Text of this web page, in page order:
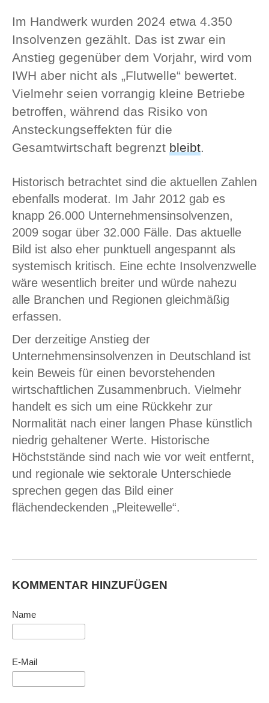
Im Handwerk wurden 2024 etwa 4.350
Insolvenzen gezählt. Das ist zwar ein
Anstieg gegenüber dem Vorjahr, wird vom
IWH aber nicht als „Flutwelle“ bewertet.
Vielmehr seien vorrangig kleine Betriebe
betroffen, während das Risiko von
Ansteckungseffekten für die
Gesamtwirtschaft begrenzt bleibt.
Historisch betrachtet sind die aktuellen Zahlen
ebenfalls moderat. Im Jahr 2012 gab es
knapp 26.000 Unternehmensinsolvenzen,
2009 sogar über 32.000 Fälle. Das aktuelle
Bild ist also eher punktuell angespannt als
systemisch kritisch. Eine echte Insolvenzwelle
wäre wesentlich breiter und würde nahezu
alle Branchen und Regionen gleichmäßig
erfassen.
Der derzeitige Anstieg der
Unternehmensinsolvenzen in Deutschland ist
kein Beweis für einen bevorstehenden
wirtschaftlichen Zusammenbruch. Vielmehr
handelt es sich um eine Rückkehr zur
Normalität nach einer langen Phase künstlich
niedrig gehaltener Werte. Historische
Höchststände sind nach wie vor weit entfernt,
und regionale wie sektorale Unterschiede
sprechen gegen das Bild einer
flächendeckenden „Pleitewelle“.
KOMMENTAR HINZUFÜGEN
Name
E-Mail